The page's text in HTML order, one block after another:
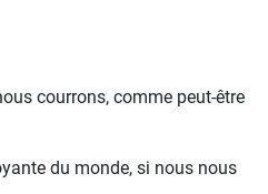
courrons, comme peut-être
du monde, si nous nous